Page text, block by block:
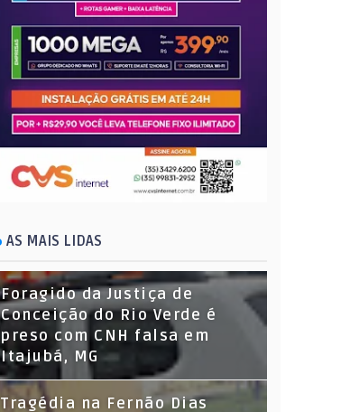
AS MAIS LIDAS
Foragido da Justiça de
Conceição do Rio Verde é
preso com CNH falsa em
Itajubá, MG
Tragédia na Fernão Dias